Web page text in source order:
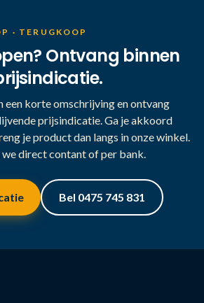
· TERUGKOOP
Ontvang binnen
een korte omschrijving en ontvang
prijsindicatie. Ga je akkoord
je product dan langs in onze winkel.
direct contant of per bank.
Bel 0475 745 831